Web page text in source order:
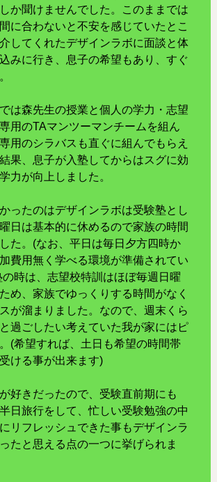
か聞けませんでした。このままでは
に合わないと不安を感じていたとこ
してくれたデザインラボに面談と体
みに行き、息子の希望もあり、すぐ
は森先生の授業と個人の学力・志望
用のTAマンツーマンチームを組ん
用のシラバスも直ぐに組んでもらえ
果、息子が入塾してからはスグに効
力が向上しました。
ったのはデザインラボは受験塾とし
日は基本的に休めるので家族の時間
た。(なお、平日は毎日夕方四時か
費用無く学べる環境が準備されてい
の時は、志望校特訓はほぼ毎週日曜
め、家族でゆっくりする時間がなく
が溜まりました。なので、週末くら
過ごしたい考えていた我が家にはピ
(希望すれば、土日も希望の時間帯
ける事が出来ます)
好きだったので、受験直前期にも
日旅行をして、忙しい受験勉強の中
リフレッシュできた事もデザインラ
たと思える点の一つに挙げられま